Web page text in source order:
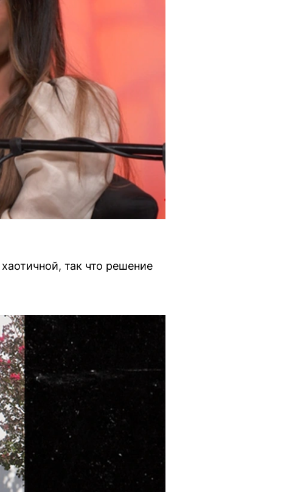
так что решение